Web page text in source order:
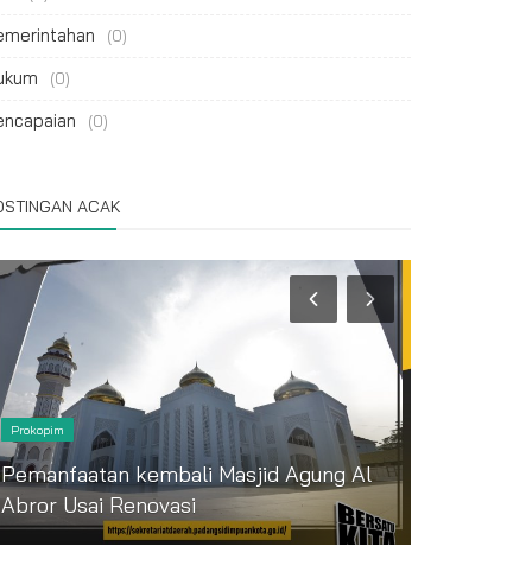
(0)
(0)
(0)
ACAK
Prokopim
Pemanfaatan kembali Masjid Agung Al
Abror Usai Renovasi